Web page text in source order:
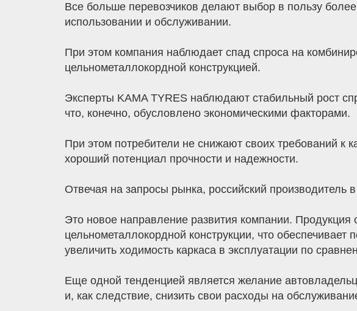
Все больше перевозчиков делают выбор в пользу
использовании и обслуживании.
При этом компания наблюдает спад спроса на
цельнометаллокордной конструкцией.
Эксперты KAMA TYRES наблюдают стабильный рост
что, конечно, обусловлено экономическими факторами.
При этом потребители не снижают своих требований к
хороший потенциал прочности и надежности.
Отвечая на запросы рынка, российский
Это новое направление развития компании.
цельнометаллокордной конструкции, что
увеличить ходимость каркаса в эксплуатации по
Еще одной тенденцией является желание
и, как следствие, снизить свои расходы на